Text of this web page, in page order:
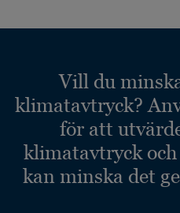
Vill du
klimatavtryck?
för att
klimatavtryck
kan minska det